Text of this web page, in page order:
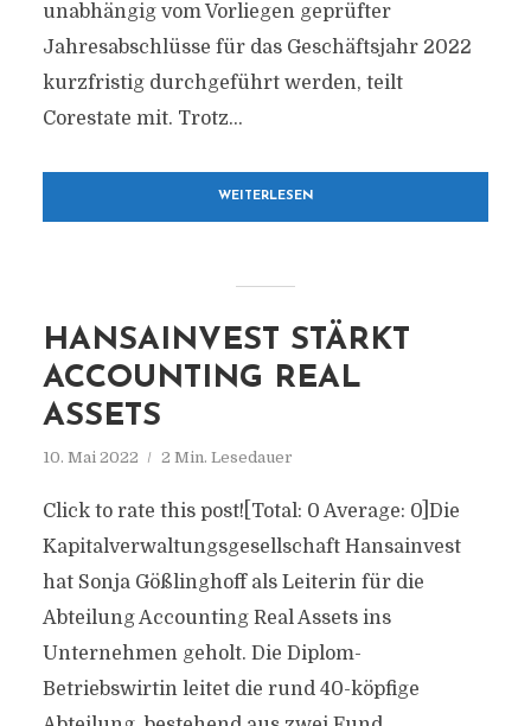
unabhängig vom Vorliegen geprüfter
Jahresabschlüsse für das Geschäftsjahr 2022
kurzfristig durchgeführt werden, teilt
Corestate mit. Trotz...
WEITERLESEN
HANSAINVEST STÄRKT
ACCOUNTING REAL
ASSETS
10. Mai 2022 2 Min. Lesedauer
Click to rate this post![Total: 0 Average: 0]Die
Kapitalverwaltungsgesellschaft Hansainvest
hat Sonja Gößlinghoff als Leiterin für die
Abteilung Accounting Real Assets ins
Unternehmen geholt. Die Diplom-
Betriebswirtin leitet die rund 40-köpfige